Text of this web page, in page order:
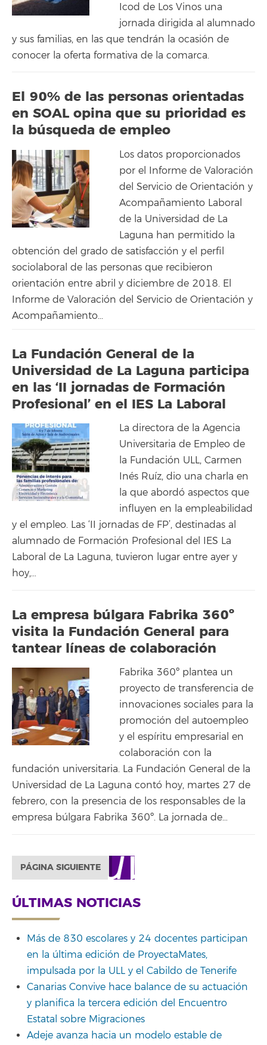
Icod de Los Vinos una
jornada dirigida al alumnado
y sus familias, en las que tendrán la ocasión de
conocer la oferta formativa de la comarca.
El 90% de las personas orientadas
en SOAL opina que su prioridad es
la búsqueda de empleo
Los datos proporcionados
por el Informe de Valoración
del Servicio de Orientación y
Acompañamiento Laboral
de la Universidad de La
Laguna han permitido la
obtención del grado de satisfacción y el perfil
sociolaboral de las personas que recibieron
orientación entre abril y diciembre de 2018. El
Informe de Valoración del Servicio de Orientación y
Acompañamiento...
La Fundación General de la
Universidad de La Laguna participa
en las ‘II jornadas de Formación
Profesional’ en el IES La Laboral
La directora de la Agencia
Universitaria de Empleo de
la Fundación ULL, Carmen
Inés Ruíz, dio una charla en
la que abordó aspectos que
influyen en la empleabilidad
y el empleo. Las ‘II jornadas de FP’, destinadas al
alumnado de Formación Profesional del IES La
Laboral de La Laguna, tuvieron lugar entre ayer y
hoy,…
La empresa búlgara Fabrika 360º
visita la Fundación General para
tantear líneas de colaboración
Fabrika 360º plantea un
proyecto de transferencia de
innovaciones sociales para la
promoción del autoempleo
y el espíritu empresarial en
colaboración con la
fundación universitaria. La Fundación General de la
Universidad de La Laguna contó hoy, martes 27 de
febrero, con la presencia de los responsables de la
empresa búlgara Fabrika 360º. La jornada de…
PÁGINA SIGUIENTE
ÚLTIMAS NOTICIAS
Más de 830 escolares y 24 docentes participan
en la última edición de ProyectaMates,
impulsada por la ULL y el Cabildo de Tenerife
Canarias Convive hace balance de su actuación
y planifica la tercera edición del Encuentro
Estatal sobre Migraciones
Adeje avanza hacia un modelo estable de